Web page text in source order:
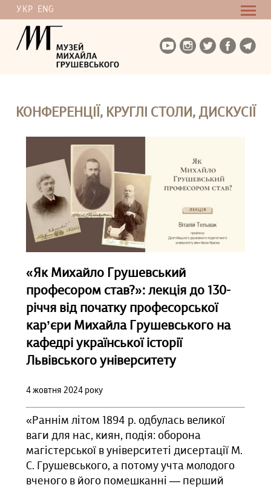
УКР ENG
КОНФЕРЕНЦІЇ, КРУГЛІ СТОЛИ, ДИСКУСІЇ
«Як Михайло Грушевський
професором став?»: лекція до 130-
річчя від початку професорської
кар’єри Михайла Грушевського на
кафедрі української історії
Львівського університету
4 жовтня 2024 року
«Раннім літом 1894 р. одбулась великої
ваги для нас, киян, подія: оборона
магістерської в університеті дисертації М.
С. Грушевського, а потому учта молодого
вченого в його помешканні — перший